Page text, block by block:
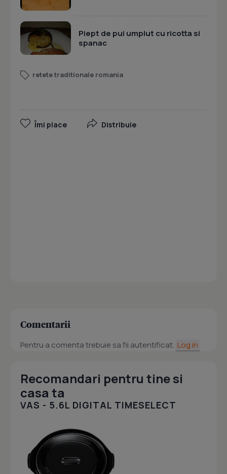
Piept de pui umplut cu ricotta si
spanac
retete traditionale romania
Îmi place Distribuie
Comentarii
Pentru a comenta trebuie sa fii autentificat. Log in
Recomandari pentru tine si
casa ta
VAS - 5.6L DIGITAL TIMESELECT